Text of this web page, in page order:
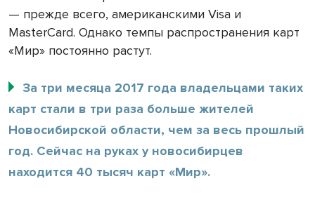
— прежде всего, американскими Visa и
MasterCard. Однако темпы распространения карт
«Мир» постоянно растут.
За три месяца 2017 года владельцами таких
карт стали в три раза больше жителей
Новосибирской области, чем за весь прошлый
год. Сейчас на руках у новосибирцев
находится 40 тысяч карт «Мир».